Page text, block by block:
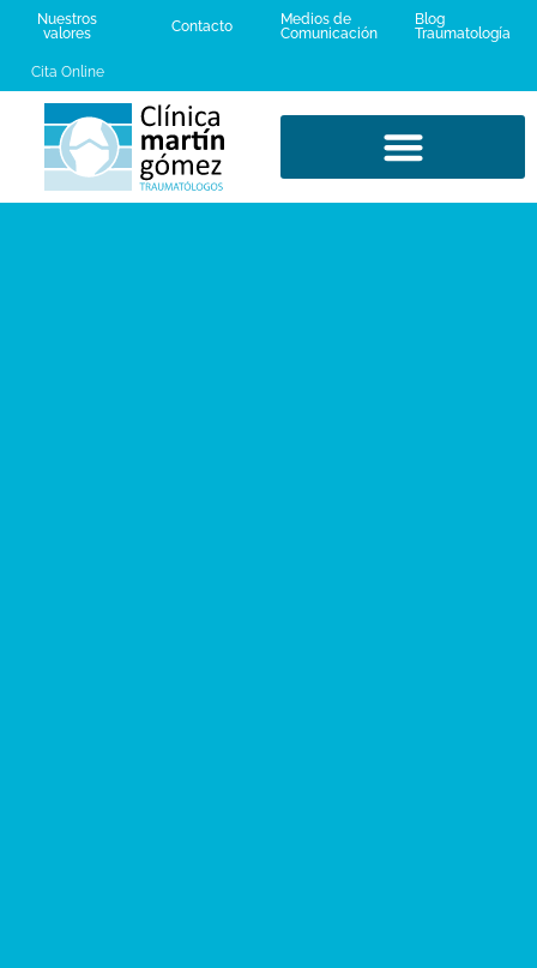
Nuestros
valores
Contacto
Medios de
Comunicación
Blog
Traumatología
Cita Online